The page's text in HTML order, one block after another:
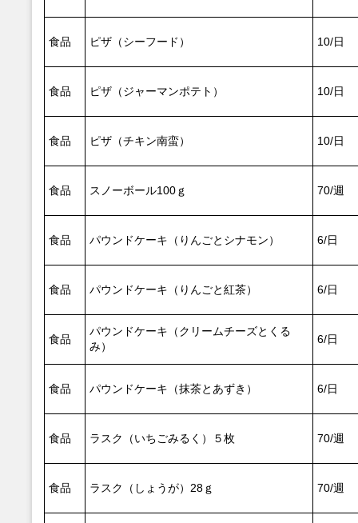
食品 ピザ（シーフード） 10/日
食品 ピザ（ジャーマンポテト） 10/日
食品 ピザ（チキン南蛮） 10/日
食品 スノーボール100ｇ 70/週
食品 パウンドケーキ（りんごとシナモン） 6/日
食品 パウンドケーキ（りんごと紅茶） 6/日
食品
パウンドケーキ（クリームチーズとくる
み）
6/日
食品 パウンドケーキ（抹茶とあずき） 6/日
食品 ラスク（いちごみるく）５枚 70/週
食品 ラスク（しょうが）28ｇ 70/週